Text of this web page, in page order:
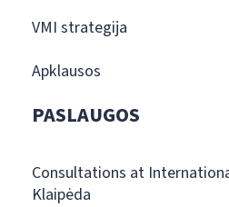
VMI strategija
Apklausos
PASLAUGOS
Consultations at
Klaipėda